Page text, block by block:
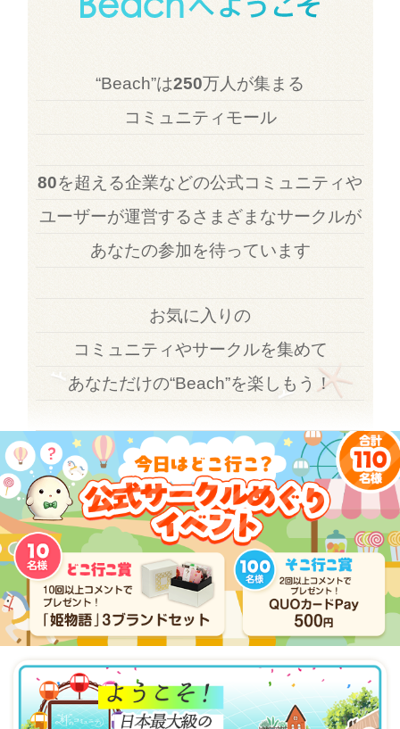
“Beach”は250万人が集まる
コミュニティモール
80を超える企業などの公式コミュニティや
ユーザーが運営するさまざまなサークルが
あなたの参加を待っています
お気に入りの
コミュニティやサークルを集めて
あなただけの“Beach”を楽しもう！